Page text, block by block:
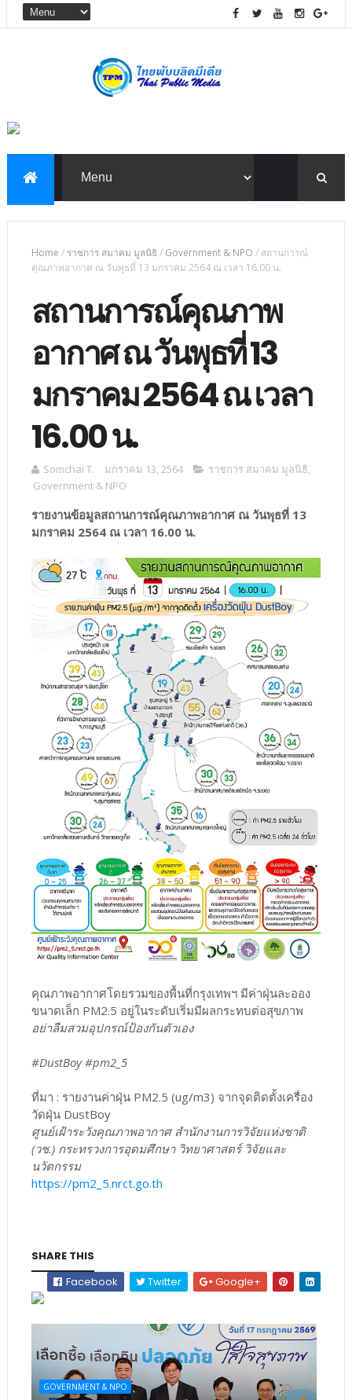
Home / ราชการ สมาคม มูลนิธิ / Government & NPO / สถานการณ์
คุณภาพอากาศ ณ วันพุธที่ 13 มกราคม 2564 ณ เวลา 16.00 น.
สถานการณ์คุณภาพ
อากาศ ณ วันพุธที่ 13
มกราคม 2564 ณ เวลา
16.00 น.
Somchai T. มกราคม 13, 2564 ราชการ สมาคม มูลนิธิ,
Government & NPO
รายงานข้อมูลสถานการณ์คุณภาพอากาศ ณ วันพุธที่ 13
มกราคม 2564 ณ เวลา 16.00 น.
คุณภาพอากาศโดยรวมของพื้นที่กรุงเทพฯ มีค่าฝุ่นละออง
ขนาดเล็ก PM2.5 อยู่ในระดับเริ่มมีผลกระทบต่อสุขภาพ
อย่าลืมสวมอุปกรณ์ป้องกันตัวเอง
#DustBoy #pm2_5
ที่มา : รายงานค่าฝุ่น PM2.5 (ug/m3) จากจุดติดตั้งเครื่อง
วัดฝุ่น DustBoy
ศูนย์เฝ้าระวังคุณภาพอากาศ สำนักงานการวิจัยแห่งชาติ
(วช.) กระทรวงการอุดมศึกษา วิทยาศาสตร์ วิจัยและ
นวัตกรรม
https://pm2_5.nrct.go.th
SHARE THIS
Facebook
Twitter Google+
GOVERNMENT & NPO